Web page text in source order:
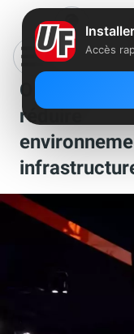
Orange
Accès